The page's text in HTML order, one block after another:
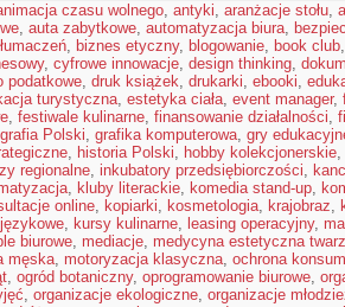
czasu wolnego, antyki, aranżacje stołu,
, auta zabytkowe, automatyzacja biura,
, biznes etyczny, blogowanie, book club
, cyfrowe innowacje, design thinking,
podatkowe, druk książek, drukarki, ebooki,
turystyczna, estetyka ciała, event manager,
, festiwale kulinarne, finansowanie działalności,
Polski, grafika komputerowa, gry
, historia Polski, hobby kolekcjonerskie,
regionalne, inkubatory przedsiębiorczości,
, kluby literackie, komedia stand-up,
online, kopiarki, kosmetologia, krajobraz,
, kursy kulinarne, leasing operacyjny,
biurowe, mediacje, medycyna estetyczna
męska, motoryzacja klasyczna, ochrona
, ogród botaniczny, oprogramowanie biurowe,
, organizacje ekologiczne, organizacje